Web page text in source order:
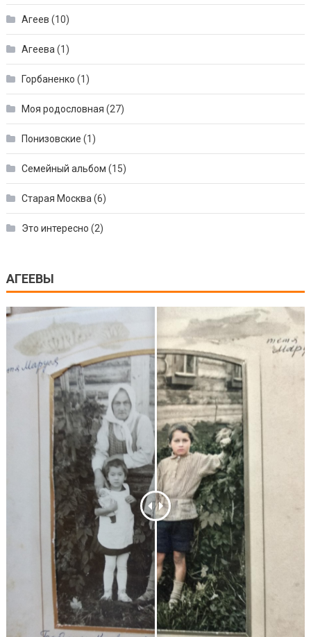
Агеев (10)
Агеева (1)
Горбаненко (1)
Моя родословная (27)
Понизовские (1)
Семейный альбом (15)
Старая Москва (6)
Это интересно (2)
АГЕЕВЫ